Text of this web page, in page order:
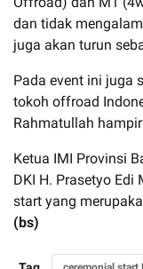
dan tidak
juga akan turun
Pada event ini juga
tokoh offroad
Rahmatullah
Ketua IMI Provinsi
DKI H. Prasetyo Edi
start yang
(bs)